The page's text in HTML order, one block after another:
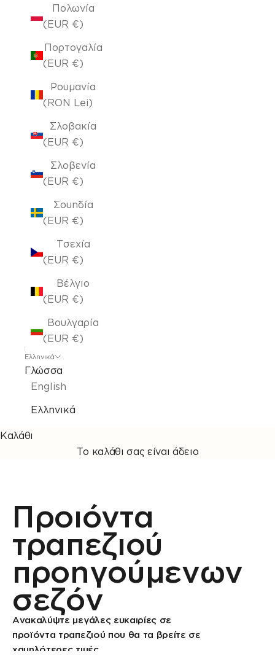
Πολωνία
(EUR €)
Πορτογαλία
(EUR €)
Ρουμανία
(RON Lei)
Σλοβακία
(EUR €)
Σλοβενία
(EUR €)
Σουηδία
(EUR €)
Τσεχία
(EUR €)
Βέλγιο
(EUR €)
Βουλγαρία
(EUR €)
Ελληνικά
Γλώσσα
English
Ελληνικά
Καλάθι
Το καλάθι σας είναι άδειο
Προιόντα
τραπεζιού
προηγούμενων
σεζόν
Ανακαλύψτε μεγάλες ευκαιρίες σε
προϊόντα τραπεζιού που θα τα βρείτε σε
χαμηλότερες τιμές.